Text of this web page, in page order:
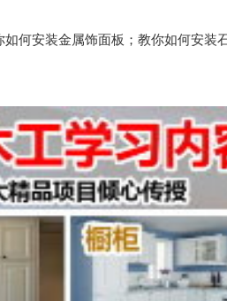
何安装金属饰面板；教你如何安装